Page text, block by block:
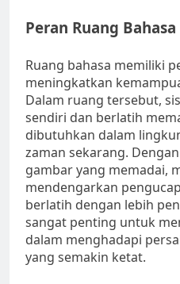
Peran Ruang Bahasa
Ruang bahasa memiliki
meningkatkan
Dalam ruang tersebut,
sendiri dan berlatih
dibutuhkan dalam
zaman sekarang.
gambar yang memadai,
mendengarkan
berlatih dengan lebih
sangat penting untuk
dalam menghadapi
yang semakin ketat.